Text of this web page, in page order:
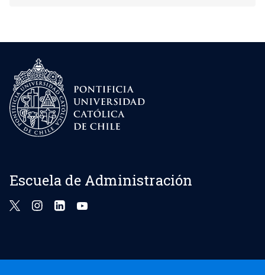
Escuela de Administración